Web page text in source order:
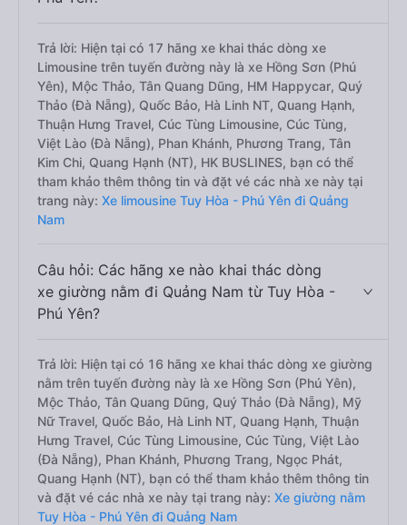
Trả lời: Hiện tại có 17 hãng xe khai thác dòng xe
Limousine trên tuyến đường này là xe Hồng Sơn (Phú
Yên), Mộc Thảo, Tân Quang Dũng, HM Happycar, Quý
Thảo (Đà Nẵng), Quốc Bảo, Hà Linh NT, Quang Hạnh,
Thuận Hưng Travel, Cúc Tùng Limousine, Cúc Tùng,
Việt Lào (Đà Nẵng), Phan Khánh, Phương Trang, Tân
Kim Chi, Quang Hạnh (NT), HK BUSLINES, bạn có thể
tham khảo thêm thông tin và đặt vé các nhà xe này tại
trang này: Xe limousine Tuy Hòa - Phú Yên đi Quảng
Nam
Câu hỏi: Các hãng xe nào khai thác dòng
xe giường nằm đi Quảng Nam từ Tuy Hòa -
Phú Yên?
Trả lời: Hiện tại có 16 hãng xe khai thác dòng xe giường
nằm trên tuyến đường này là xe Hồng Sơn (Phú Yên),
Mộc Thảo, Tân Quang Dũng, Quý Thảo (Đà Nẵng), Mỹ
Nữ Travel, Quốc Bảo, Hà Linh NT, Quang Hạnh, Thuận
Hưng Travel, Cúc Tùng Limousine, Cúc Tùng, Việt Lào
(Đà Nẵng), Phan Khánh, Phương Trang, Ngọc Phát,
Quang Hạnh (NT), bạn có thể tham khảo thêm thông tin
và đặt vé các nhà xe này tại trang này: Xe giường nằm
Tuy Hòa - Phú Yên đi Quảng Nam